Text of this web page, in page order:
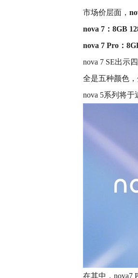
市场价层面，
nova 7：8GB
nova 7 Pro：
nova 7 SE出示
全是五种颜色
nova 5系列将于
在其中，nova7